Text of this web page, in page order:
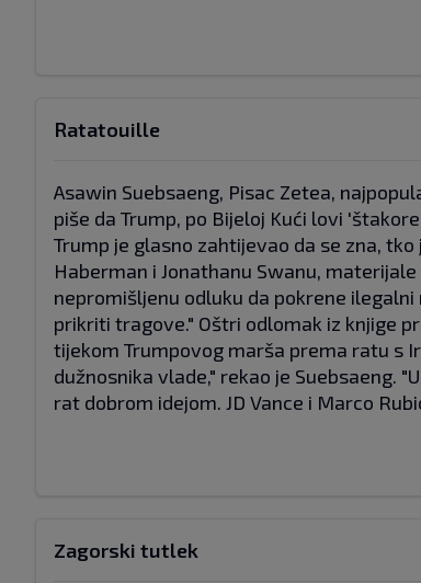
Ratatouille
Asawin Suebsaeng, Pisac Zetea,
piše da Trump, po Bijeloj Kući lovi
Trump je glasno zahtijevao da se zna,
Haberman i Jonathanu Swanu,
nepromišljenu odluku da pokrene
prikriti tragove." Oštri odlomak iz knjige
tijekom Trumpovog marša prema ratu s
dužnosnika vlade," rekao je Suebsaeng.
rat dobrom idejom. JD Vance i Marco
Zagorski tutlek